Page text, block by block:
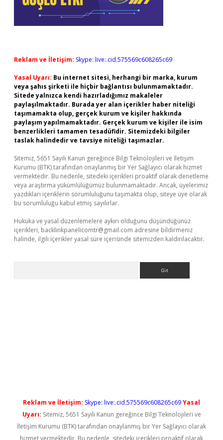
Reklam ve İletişim: Skype: live:.cid.575569c608265c69
Yasal Uyarı: Bu internet sitesi, herhangi bir marka, kurum
veya şahıs şirketi ile hiçbir bağlantısı bulunmamaktadır.
Sitede yalnızca kendi hazırladığımız makaleler
paylaşılmaktadır. Burada yer alan içerikler haber niteliği
taşımamakta olup, gerçek kurum ve kişiler hakkında
paylaşım yapılmamaktadır. Gerçek kurum ve kişiler ile isim
benzerlikleri tamamen tesadüfidir. Sitemizdeki bilgiler
taslak halindedir ve tavsiye niteliği taşımazlar.
Sitemiz, 5651 Sayılı Kanun gereğince Bilgi Teknolojileri ve İletişim
Kurumu (BTK) tarafından onaylanmış bir Yer Sağlayıcı olarak hizmet
vermektedir. Bu nedenle, sitedeki içerikleri proaktif olarak denetleme
veya araştırma yükümlülüğümüz bulunmamaktadır. Ancak, üyelerimiz
yazdıkları içeriklerin sorumluluğunu taşımakta olup, siteye üye olarak
bu sorumluluğu kabul etmiş sayılırlar.
Hukuka ve yasal düzenlemelere aykırı olduğunu düşündüğünüz
içerikleri, backlinkpanelicomtr@gmail.com adresine bildirmeniz
halinde, ilgili içerikler yasal süre içerisinde sitemizden kaldırılacaktır.
Reklam ve İletişim: Skype: live:.cid.575569c608265c69Yasal
Uyarı: Sitemiz, 5651 Sayılı Kanun gereğince Bilgi Teknolojileri ve
İletişim Kurumu (BTK) tarafından onaylanmış bir Yer Sağlayıcı olarak
hizmet vermektedir. Bu nedenle, sitedeki içerikleri proaktif olarak